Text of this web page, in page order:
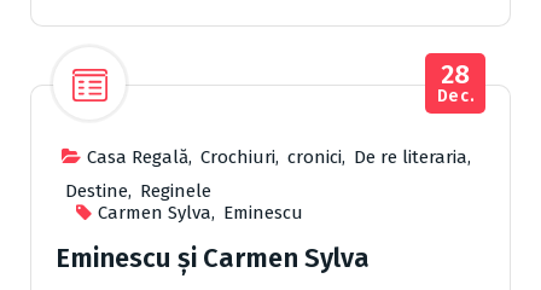
Casa Regală, Crochiuri, cronici, De re literaria,
Destine, Reginele
Carmen Sylva, Eminescu
28
Dec.
Eminescu şi Carmen Sylva